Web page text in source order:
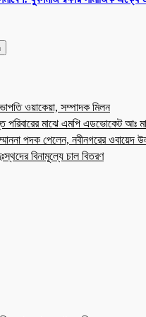
ওয়াকেয়া, সম্পাদক মিলন
মাঝে এমপি এডভোকেট আঃ
পদক পেলেন, নবীনগরের ওবায়েদ
বিনামূল্যে চাল বিতরণ